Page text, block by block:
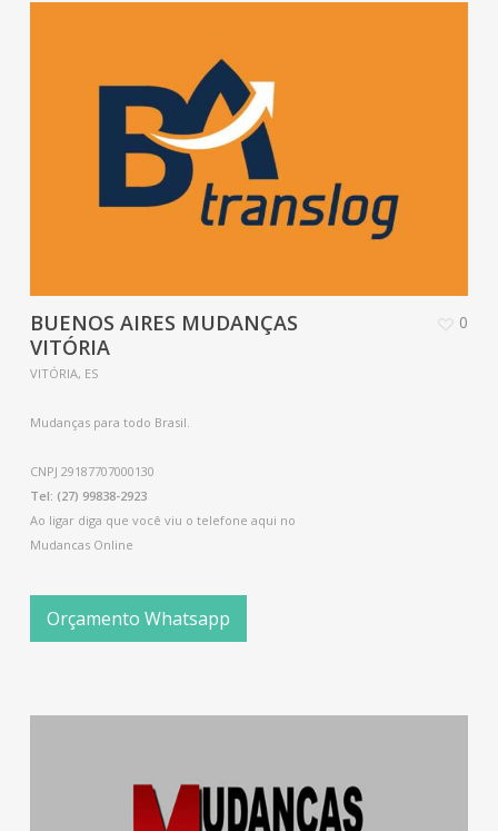
BUENOS AIRES MUDANÇAS
VITÓRIA
VITÓRIA, ES
Mudanças para todo Brasil.
CNPJ 29187707000130
Tel: (27) 99838-2923
Ao ligar diga que você viu o telefone aqui no
Mudancas Online
Orçamento Whatsapp
0